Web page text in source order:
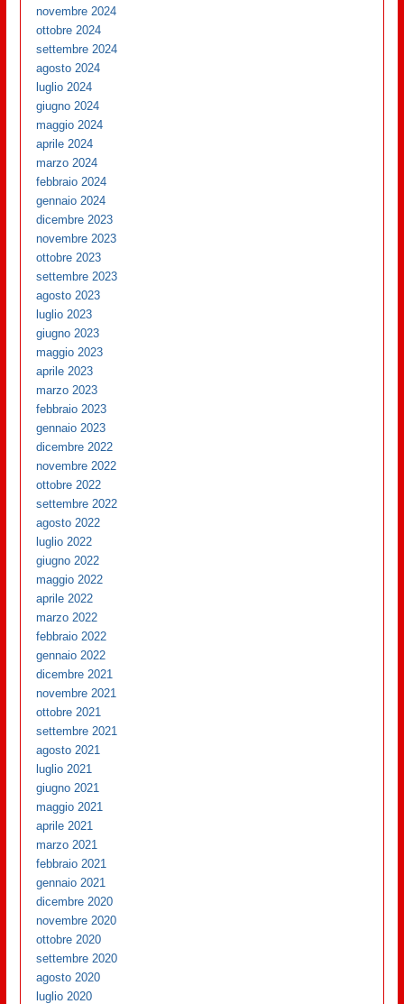
novembre 2024
ottobre 2024
settembre 2024
agosto 2024
luglio 2024
giugno 2024
maggio 2024
aprile 2024
marzo 2024
febbraio 2024
gennaio 2024
dicembre 2023
novembre 2023
ottobre 2023
settembre 2023
agosto 2023
luglio 2023
giugno 2023
maggio 2023
aprile 2023
marzo 2023
febbraio 2023
gennaio 2023
dicembre 2022
novembre 2022
ottobre 2022
settembre 2022
agosto 2022
luglio 2022
giugno 2022
maggio 2022
aprile 2022
marzo 2022
febbraio 2022
gennaio 2022
dicembre 2021
novembre 2021
ottobre 2021
settembre 2021
agosto 2021
luglio 2021
giugno 2021
maggio 2021
aprile 2021
marzo 2021
febbraio 2021
gennaio 2021
dicembre 2020
novembre 2020
ottobre 2020
settembre 2020
agosto 2020
luglio 2020